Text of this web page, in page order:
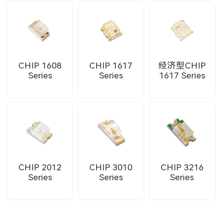
CHIP 1608
Series
CHIP 1617
Series
经济型CHIP
1617 Series
CHIP 2012
Series
CHIP 3010
Series
CHIP 3216
Series